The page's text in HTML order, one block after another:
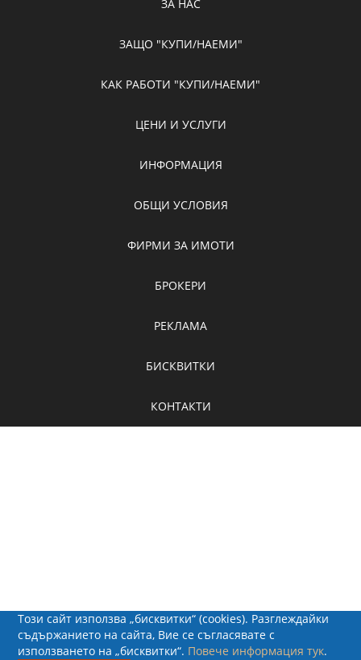
ЗА НАС
ЗАЩО "КУПИ/НАЕМИ"
КАК РАБОТИ "КУПИ/НАЕМИ"
ЦЕНИ И УСЛУГИ
ИНФОРМАЦИЯ
ОБЩИ УСЛОВИЯ
ФИРМИ ЗА ИМОТИ
БРОКЕРИ
РЕКЛАМА
БИСКВИТКИ
КОНТАКТИ
Този сайт използва „бисквитки“ (cookies). Разглеждайки
съдържанието на сайта, Вие се съгласявате с
използването на „бисквитки“. Повече информация тук.